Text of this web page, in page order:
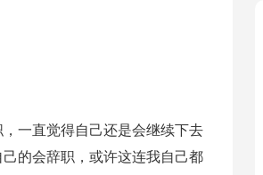
一直觉得自己还是会继续下去
的会辞职，或许这连我自己都